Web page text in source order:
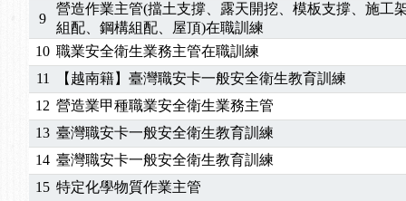
2025/08/20【進修課程】SDS格式百百種？專業講師帶您判斷
2025/08/12【中心公告】因應颱風來襲，若遇停班停課消息 補
2025/07/06【中心公告】颱風假114/07/07停班停課
2025/06/06【進修課程】～～前導課程看這邊推出囉～～
2025/05/29【進修課程】前導課程推出公告！
2025/04/28 【進修課程】要怎麼進修自我？課程百百種選擇好
2025/01/21「高壓氣體製造安全主任」、「隧道等襯砌作業主
訓測驗
2025/01/15【線上課程】碳中和核心職能系列課程資訊
2026/07/15【免費研習】115年製造業危害預防職場安衛法令
9
營造作業主管(擋土支撐、露天開挖、模板支撐、施工
組配、鋼構組配、屋頂)在職訓練
10 職業安全衛生業務主管在職訓練
11
【越南籍】臺灣職安卡一般安全衛生教育訓練
12 營造業甲種職業安全衛生業務主管
13 臺灣職安卡一般安全衛生教育訓練
14 臺灣職安卡一般安全衛生教育訓練
15 特定化學物質作業主管